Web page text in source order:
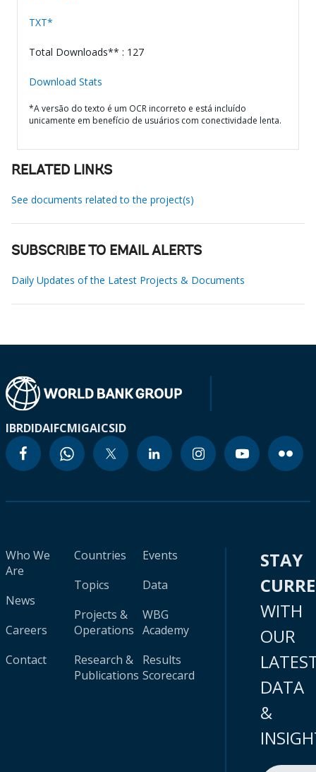
TXT*
Total Downloads** : 127
Download Stats
*A versão do texto é um OCR incorreto e está incluído
unicamente em benefício de usuários com conectividade lenta.
RELATED LINKS
See documents related to the project(s)
SUBSCRIBE TO EMAIL ALERTS
Daily Updates of the Latest Projects & Documents
IBRDIDAIFCMIGAICSID
Who We
Are
News
Careers
Contact
Countries
Topics
Projects &
Operations
Research &
Publications
Events
Data
WBG
Academy
Results
Scorecard
STAY
WITH
OUR
DATA
&